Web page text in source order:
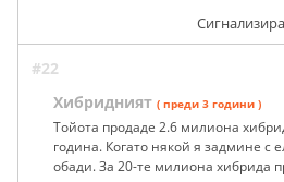
#22
Хибридният ( преди 3 години )
Тойота продаде 2.6 милиона
година. Когато някой я задмине с
обади. За 20-те милиона хибрида